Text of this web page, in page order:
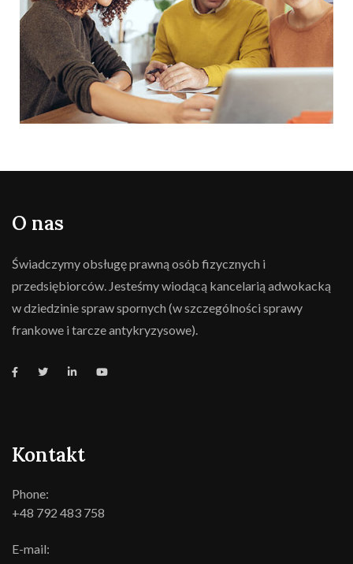
O nas
Świadczymy obsługę prawną osób fizycznych i
przedsiębiorców. Jesteśmy wiodącą kancelarią adwokacką
w dziedzinie spraw spornych (w szczególności sprawy
frankowe i tarcze antykryzysowe).
Kontakt
Phone:
+48 792 483 758
E-mail: